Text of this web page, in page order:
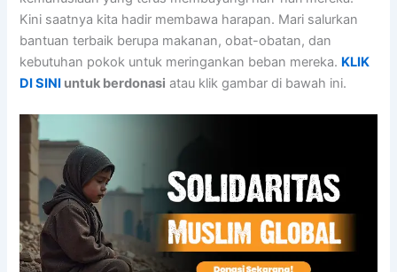
Kini saatnya kita hadir membawa harapan. Mari salurkan
bantuan terbaik berupa makanan, obat-obatan, dan
kebutuhan pokok untuk meringankan beban mereka. KLIK
DI SINI untuk berdonasi atau klik gambar di bawah ini.